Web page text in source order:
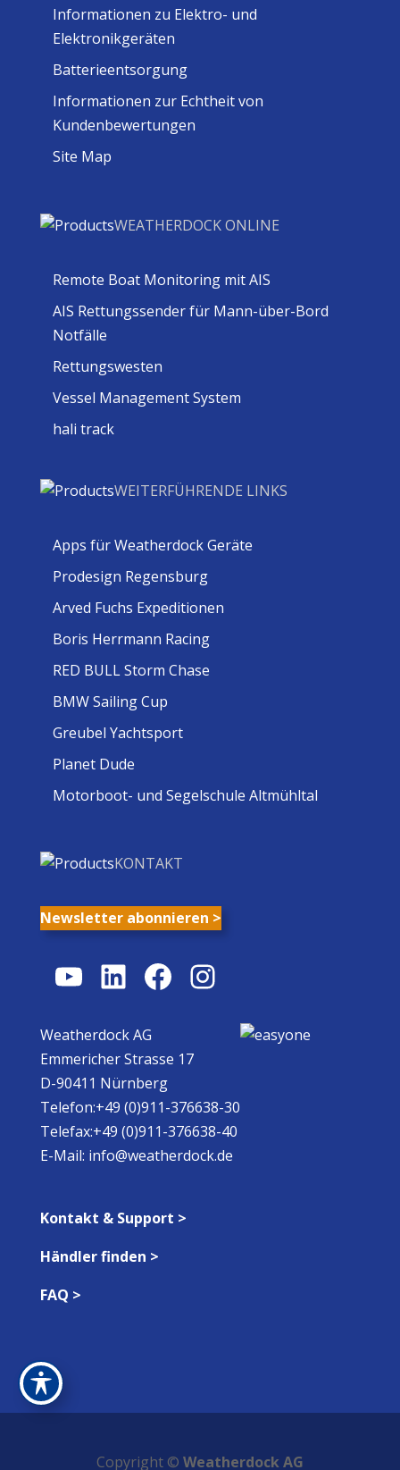
Informationen zu Elektro- und
Elektronikgeräten
Batterieentsorgung
Informationen zur Echtheit von
Kundenbewertungen
Site Map
WEATHERDOCK ONLINE
Remote Boat Monitoring mit AIS
AIS Rettungssender für Mann-über-Bord
Notfälle
Rettungswesten
Vessel Management System
hali track
WEITERFÜHRENDE LINKS
Apps für Weatherdock Geräte
Prodesign Regensburg
Arved Fuchs Expeditionen
Boris Herrmann Racing
RED BULL Storm Chase
BMW Sailing Cup
Greubel Yachtsport
Planet Dude
Motorboot- und Segelschule Altmühltal
KONTAKT
Newsletter abonnieren >
YouTube
LinkedIn
Facebook
Instagram
Weatherdock AG
Emmericher Strasse 17
D-90411 Nürnberg
Telefon:+49 (0)911-376638-30
Telefax:+49 (0)911-376638-40
E-Mail: info@weatherdock.de
Kontakt & Support >
Händler finden >
FAQ >
Copyright © Weatherdock AG